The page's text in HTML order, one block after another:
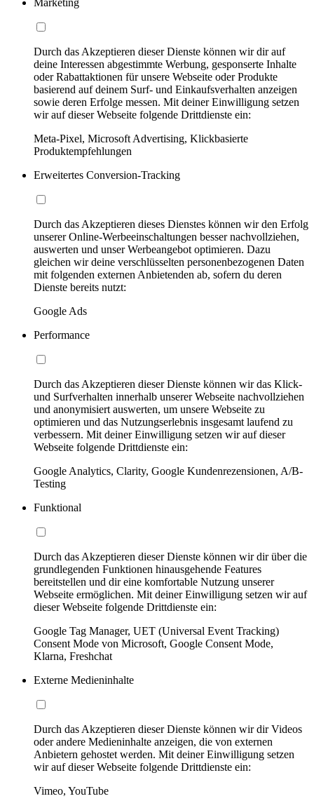
Marketing
Durch das Akzeptieren dieser Dienste können wir dir auf
deine Interessen abgestimmte Werbung, gesponserte Inhalte
oder Rabattaktionen für unsere Webseite oder Produkte
basierend auf deinem Surf- und Einkaufsverhalten anzeigen
sowie deren Erfolge messen. Mit deiner Einwilligung setzen
wir auf dieser Webseite folgende Drittdienste ein:
Meta-Pixel, Microsoft Advertising, Klickbasierte
Produktempfehlungen
Erweitertes Conversion-Tracking
Durch das Akzeptieren dieses Dienstes können wir den Erfolg
unserer Online-Werbeeinschaltungen besser nachvollziehen,
auswerten und unser Werbeangebot optimieren. Dazu
gleichen wir deine verschlüsselten personenbezogenen Daten
mit folgenden externen Anbietenden ab, sofern du deren
Dienste bereits nutzt:
Google Ads
Performance
Durch das Akzeptieren dieser Dienste können wir das Klick-
und Surfverhalten innerhalb unserer Webseite nachvollziehen
und anonymisiert auswerten, um unsere Webseite zu
optimieren und das Nutzungserlebnis insgesamt laufend zu
verbessern. Mit deiner Einwilligung setzen wir auf dieser
Webseite folgende Drittdienste ein:
Google Analytics, Clarity, Google Kundenrezensionen, A/B-
Testing
Funktional
Durch das Akzeptieren dieser Dienste können wir dir über die
grundlegenden Funktionen hinausgehende Features
bereitstellen und dir eine komfortable Nutzung unserer
Webseite ermöglichen. Mit deiner Einwilligung setzen wir auf
dieser Webseite folgende Drittdienste ein:
Google Tag Manager, UET (Universal Event Tracking)
Consent Mode von Microsoft, Google Consent Mode,
Klarna, Freshchat
Externe Medieninhalte
Durch das Akzeptieren dieser Dienste können wir dir Videos
oder andere Medieninhalte anzeigen, die von externen
Anbietern gehostet werden. Mit deiner Einwilligung setzen
wir auf dieser Webseite folgende Drittdienste ein:
Vimeo, YouTube